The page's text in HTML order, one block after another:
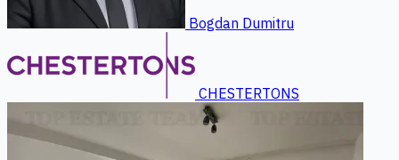
Bogdan Dumitru
CHESTERTONS